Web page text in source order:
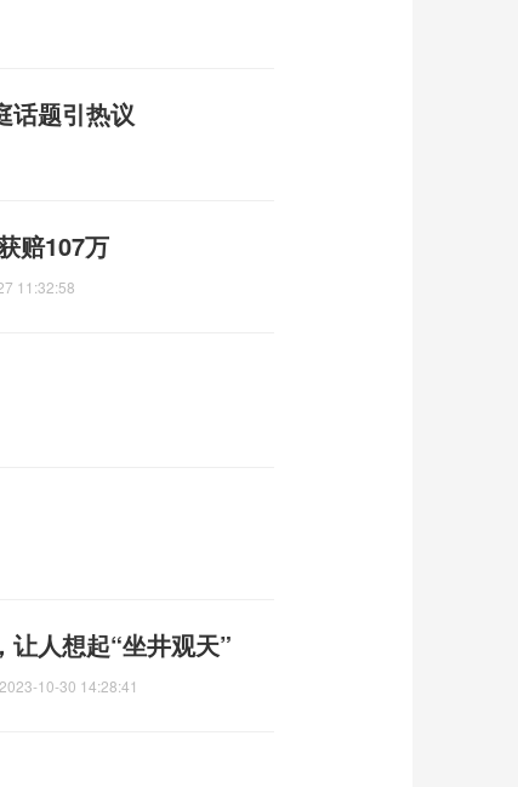
话题引热议
赔107万
11:32:58
让人想起“坐井观天”
2023-10-30 14:28:41